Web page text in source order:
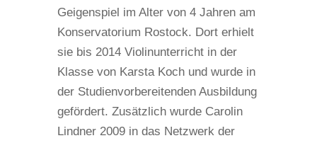
Geigenspiel im Alter von 4 Jahren am
Konservatorium Rostock. Dort erhielt
sie bis 2014 Violinunterricht in der
Klasse von Karsta Koch und wurde in
der Studienvorbereitenden Ausbildung
gefördert. Zusätzlich wurde Carolin
Lindner 2009 in das Netzwerk der